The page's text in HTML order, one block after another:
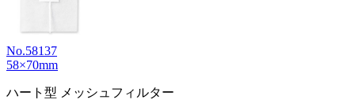
No.58137
58×70mm
ハート型 メッシュフィルター